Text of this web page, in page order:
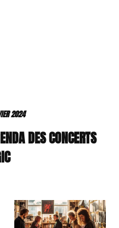
2024
DES CONCERTS